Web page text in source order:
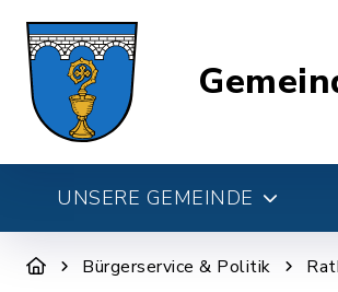
UNSERE GEMEINDE
Bürgerservice & Politik